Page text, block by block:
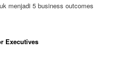
menjadi 5 business outcomes
Executives